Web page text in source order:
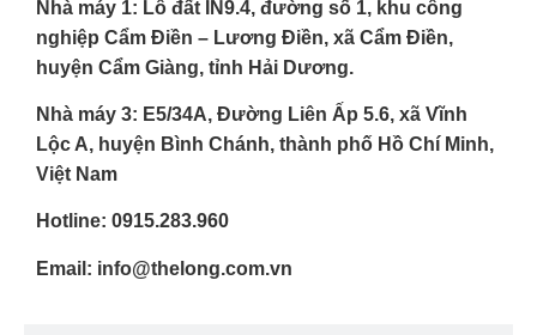
Nhà máy 1: Lô đất IN9.4, đường số 1, khu công
nghiệp Cẩm Điền – Lương Điền, xã Cẩm Điền,
huyện Cẩm Giàng, tỉnh Hải Dương.
Nhà máy 3: E5/34A, Đường Liên Ấp 5.6, xã Vĩnh
Lộc A, huyện Bình Chánh, thành phố Hồ Chí Minh,
Việt Nam
Hotline: 0915.283.960
Email: info@thelong.com.vn